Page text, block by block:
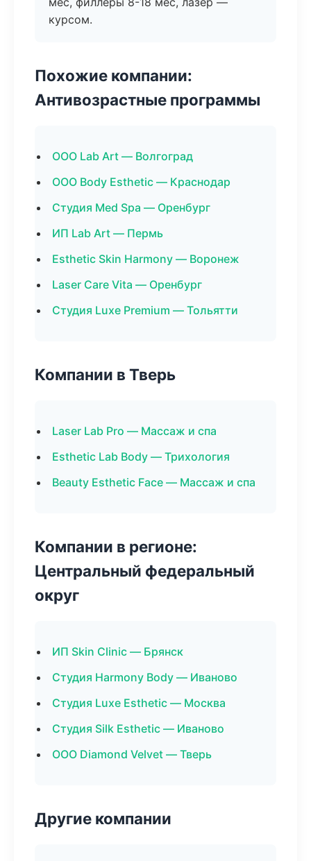
курсом.
Похожие компании:
Антивозрастные программы
ООО Lab Art — Волгоград
ООО Body Esthetic — Краснодар
Студия Med Spa — Оренбург
ИП Lab Art — Пермь
Esthetic Skin Harmony — Воронеж
Laser Care Vita — Оренбург
Студия Luxe Premium — Тольятти
Компании в Тверь
Laser Lab Pro — Массаж и спа
Esthetic Lab Body — Трихология
Beauty Esthetic Face — Массаж и спа
Компании в регионе:
Центральный федеральный
округ
ИП Skin Clinic — Брянск
Студия Harmony Body — Иваново
Студия Luxe Esthetic — Москва
Студия Silk Esthetic — Иваново
ООО Diamond Velvet — Тверь
Другие компании